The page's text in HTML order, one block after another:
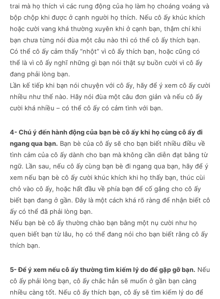
trai mà họ thích vì các rung động của họ làm họ choáng voáng và
bộp chộp khi được ở cạnh người họ thích. Nếu cô ấy khúc khích
hoặc cười vang khá thường xuyên khi ở cạnh bạn, thậm chí khi
bạn chưa từng nói đùa một câu nào thì có thể cô ấy thích bạn.
Có thể cô ấy cảm thấy “nhột” vì cô ấy thích bạn, hoặc cũng có
thể là vì cô ấy nghĩ những gì bạn nói thật sự buồn cười vì cô ấy
đang phải lòng bạn.
Lần kế tiếp khi bạn nói chuyện với cô ấy, hãy để ý xem cô ấy cười
nhiều như thế nào. Hãy nói đùa một câu đơn giản và nếu cô ấy
cười khá nhiều – có thể cô ấy có cảm tình với bạn.
4- Chú ý đến hành động của bạn bè cô ấy khi họ cùng cô ấy đi
ngang qua bạn. Bạn bè của cô ấy sẽ cho bạn biết nhiều điều về
tình cảm của cô ấy dành cho bạn mà không cần diễn đạt bằng từ
ngữ. Lần sau, nếu cô ấy cùng bạn bè đi ngang qua bạn, hãy để ý
xem nếu bạn bè cô ấy cười khúc khích khi họ thấy bạn, thúc cùi
chỏ vào cô ấy, hoặc hất đầu về phía bạn để cố gắng cho cô ấy
biết bạn đang ở gần. Đây là một cách khá rõ ràng để nhận biết cô
ấy có thể đã phải lòng bạn.
Nếu bạn bè cô ấy thường chào bạn bằng một nụ cười như họ
quen biết bạn từ lâu, họ có thể đang nói cho bạn biết rằng cô ấy
thích bạn.
5- Để ý xem nếu cô ấy thường tìm kiếm lý do để gặp gỡ bạn. Nếu
cô ấy phải lòng bạn, cô ấy chắc hẳn sẽ muốn ở gần bạn càng
nhiều càng tốt. Nếu cô ấy thích bạn, cô ấy sẽ tìm kiếm lý do để